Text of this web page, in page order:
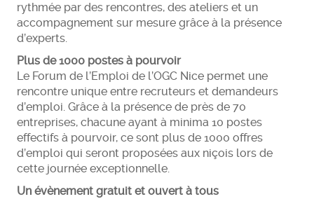
rythmée par des rencontres, des ateliers et un
accompagnement sur mesure grâce à la présence
d’experts.
Plus de 1000 postes à pourvoir
Le Forum de l’Emploi de l’OGC Nice permet une
rencontre unique entre recruteurs et demandeurs
d’emploi. Grâce à la présence de près de 70
entreprises, chacune ayant à minima 10 postes
effectifs à pourvoir, ce sont plus de 1000 offres
d’emploi qui seront proposées aux niçois lors de
cette journée exceptionnelle.
Un évènement gratuit et ouvert à tous